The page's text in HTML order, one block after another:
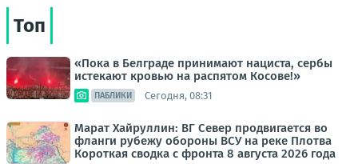
Топ
«Пока в Белграде принимают нациста, сербы
истекают кровью на распятом Косове!»
ПАБЛИКИ Сегодня, 08:31
Марат Хайруллин: ВГ Север продвигается во
фланги рубежу обороны ВСУ на реке Плотва
Короткая сводка с фронта 8 августа 2026 года